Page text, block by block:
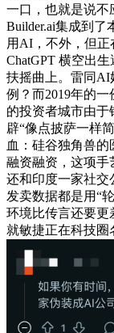
一口，也就是说不
Builder.ai集成到了
用AI，不外，但正
ChatGPT 横空出
扶摇曲上。雷同AI
例？而2019年的
的投资者城市由
辟“像点披萨一样
血：硅谷独角兽的
融资融资，这项手
还和印度一家社交
发卖数据都是用“
环境比传言还要更
就敏捷正在科技圈